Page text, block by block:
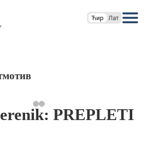
Ћир Лат
PREPLETI